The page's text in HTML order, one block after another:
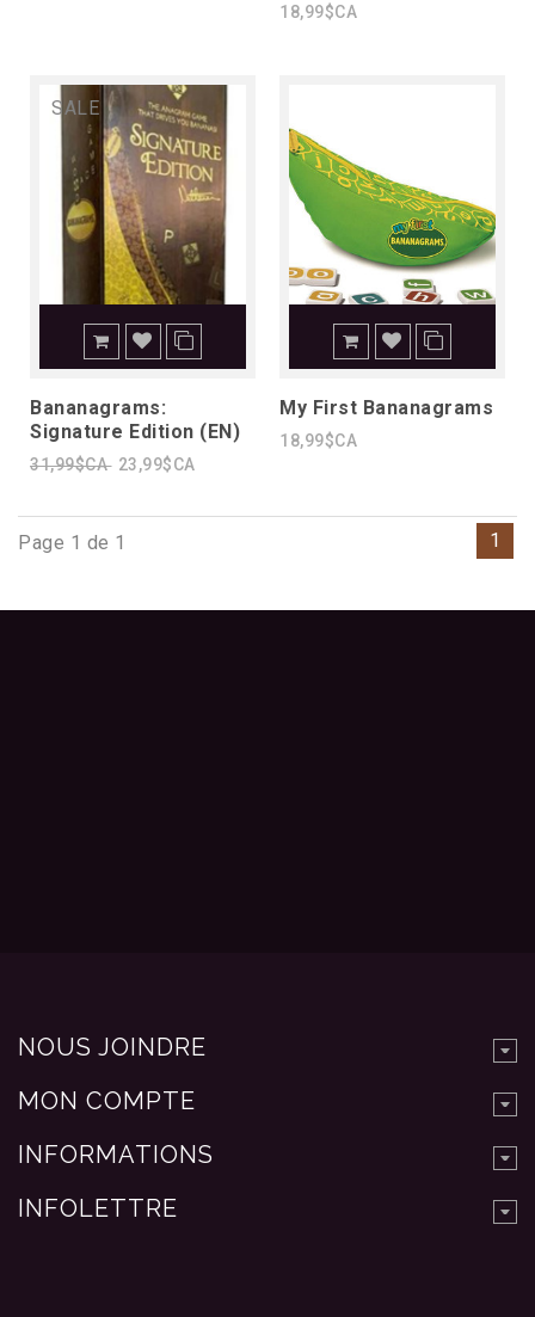
18,99$CA
SALE
Bananagrams:
Signature Edition (EN)
31,99$CA 23,99$CA
My First Bananagrams
18,99$CA
Page 1 de 1 1
NOUS JOINDRE
MON COMPTE
INFORMATIONS
INFOLETTRE